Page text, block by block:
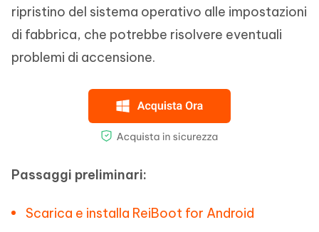
ripristino del sistema operativo alle impostazioni
di fabbrica, che potrebbe risolvere eventuali
problemi di accensione.
Passaggi preliminari:
Scarica e installa ReiBoot for Android